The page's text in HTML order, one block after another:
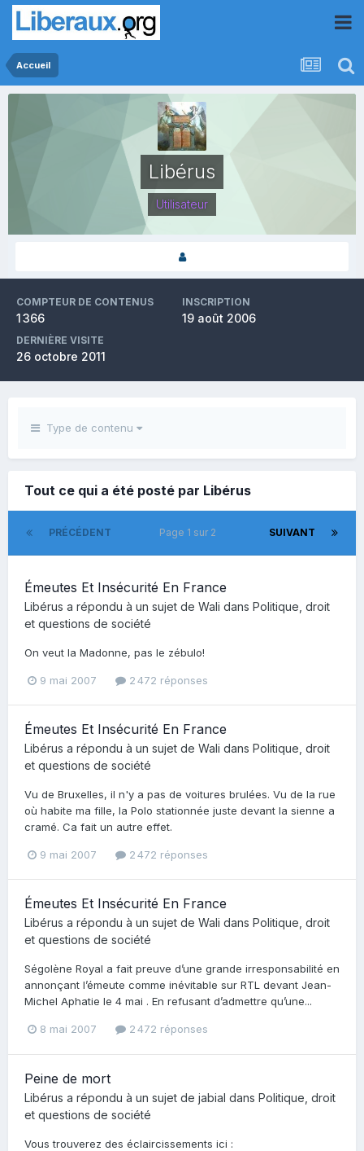
Accueil
Libérus
Utilisateur
COMPTEUR DE CONTENUS
1 366
INSCRIPTION
19 août 2006
DERNIÈRE VISITE
26 octobre 2011
Type de contenu
Tout ce qui a été posté par Libérus
PRÉCÉDENT SUIVANT
Page 1 sur 2
Émeutes Et Insécurité En France
Libérus a répondu à un sujet de Wali dans Politique, droit
et questions de société
On veut la Madonne, pas le zébulo!
9 mai 2007 2 472 réponses
Émeutes Et Insécurité En France
Libérus a répondu à un sujet de Wali dans Politique, droit
et questions de société
Vu de Bruxelles, il n'y a pas de voitures brulées. Vu de la rue
où habite ma fille, la Polo stationnée juste devant la sienne a
cramé. Ca fait un autre effet.
9 mai 2007 2 472 réponses
Émeutes Et Insécurité En France
Libérus a répondu à un sujet de Wali dans Politique, droit
et questions de société
Ségolène Royal a fait preuve d’une grande irresponsabilité en
annonçant l’émeute comme inévitable sur RTL devant Jean-
Michel Aphatie le 4 mai . En refusant d’admettre qu’une...
8 mai 2007 2 472 réponses
Peine de mort
Libérus a répondu à un sujet de jabial dans Politique, droit
et questions de société
Vous trouverez des éclaircissements ici :